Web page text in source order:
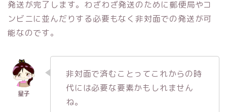
発送が完了します。わざわざ発送のために郵便局やコ
ンビニに並んだりする必要もなく非対面での発送が可
能なのです。
非対面で済むことってこれからの時
代には必要な要素かもしれません
ね。